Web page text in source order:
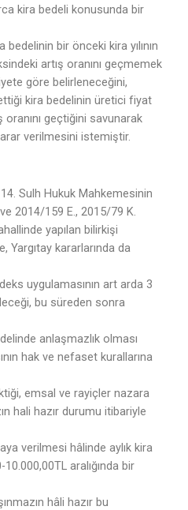
kira bedeli konusunda bir
bedelinin bir önceki kira yılının
artış oranını geçmemek
göre belirleneceğini,
kira bedelinin üretici fiyat
oranını geçtiğini savunarak
verilmesini istemiştir.
Sulh Hukuk Mahkemesinin
2014/159 E., 2015/79 K.
yapılan bilirkişi
Yargıtay kararlarında da
uygulamasının art arda 3
bu süreden sonra
anlaşmazlık olması
hak ve nefaset kurallarına
emsal ve rayiçler nazara
hali hazır durumu itibariyle
verilmesi hâlinde aylık kira
aralığında bir
hâli hazır bu